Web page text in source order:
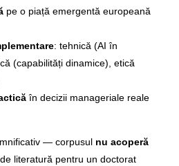
pe o piață emergentă europeană
: tehnică (AI în
(capabilități dinamice), etică
în decizii manageriale reale
— corpusul nu acoperă
literatură pentru un doctorat